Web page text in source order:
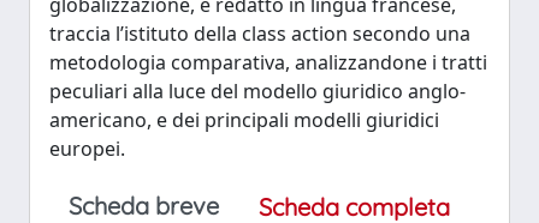
traccia l’istituto della class action secondo una
metodologia comparativa, analizzandone i tratti
peculiari alla luce del modello giuridico anglo-
americano, e dei principali modelli giuridici
europei.
Scheda breve
Scheda completa